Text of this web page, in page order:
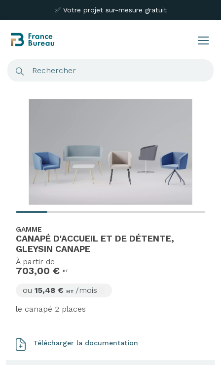
✅ Votre projet sur-mesure gratuit
GAMME
CANAPÉ D'ACCUEIL ET DE DÉTENTE,
GLEYSIN CANAPE
À partir de
703,00 € HT
ou 15,48 € HT /mois
le canapé 2 places
Télécharger la documentation